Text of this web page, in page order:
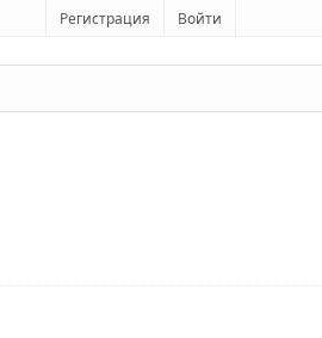
Регистрация Войти